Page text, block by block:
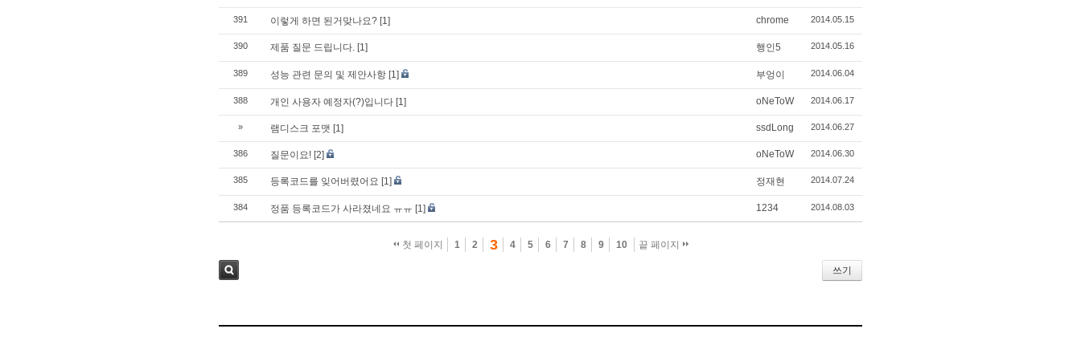
391 이렇게 하면 된거맞나요? [1] chrome 2014.05.15
390 제품 질문 드립니다. [1] 행인5 2014.05.16
389 성능 관련 문의 및 제안사항 [1] 부엉이 2014.06.04
388 개인 사용자 예정자(?)입니다 [1] oNeToW 2014.06.17
» 램디스크 포맷 [1] ssdLong 2014.06.27
386 질문이요! [2] oNeToW 2014.06.30
385 등록코드를 잊어버렸어요 [1] 정재현 2014.07.24
384 정품 등록코드가 사라졌네요 ㅠㅠ [1] 1234 2014.08.03
첫 페이지 1 2 3 4 5 6 7 8 9 10 끝 페이지
쓰기